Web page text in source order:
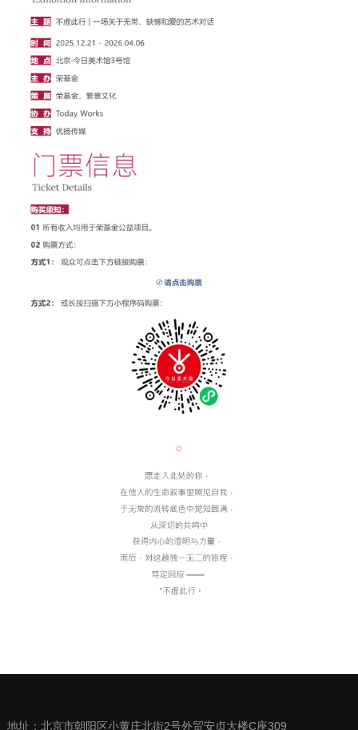
地址：北京市朝阳区小黄庄北街2号外贸安贞大楼C座309